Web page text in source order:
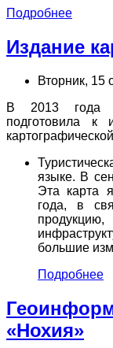
Подробнее
Издание
Вторник, 15
В 2013 года
подготовила к
языке. В
Эта карта
года, в
большие
Подробнее
«Нохия»